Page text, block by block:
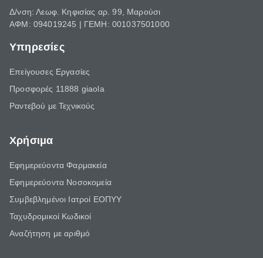
Δ/νση: Λεωφ. Κηφισίας αρ. 99, Μαρούσι
ΑΦΜ: 094019245 | ΓΕΜΗ: 001037501000
Υπηρεσίες
Επείγουσες Εργασίες
Προσφορές 11888 giaola
Ραντεβού με Τεχνικούς
Χρήσιμα
Εφημερεύοντα Φαρμακεία
Εφημερεύοντα Νοσοκομεία
Συμβεβλημένοι Ιατροί ΕΟΠΥΥ
Ταχυδρομικοί Κωδικοί
Αναζήτηση με αριθμό